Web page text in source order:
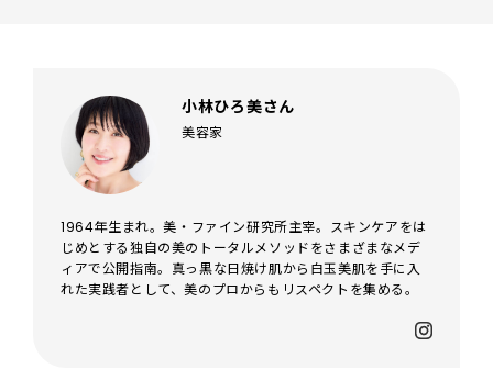
小林ひろ美さん
美容家
1964年生まれ。美・ファイン研究所主宰。スキンケアをは
じめとする独自の美のトータルメソッドをさまざまなメデ
ィアで公開指南。真っ黒な日焼け肌から白玉美肌を手に入
れた実践者として、美のプロからもリスペクトを集める。